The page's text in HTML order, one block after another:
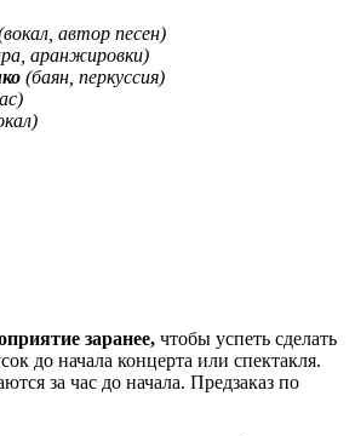
автор песен)
аранжировки)
(баян, перкуссия)
заранее, чтобы успеть сделать
до начала концерта или спектакля.
за час до начала. Предзаказ по